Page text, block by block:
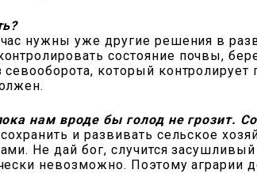
нужны уже другие решения в
состояние почвы,
который
нам вроде бы голод не грозит.
и развивать сельское
Не дай бог, случится
невозможно. Поэтому аграрии